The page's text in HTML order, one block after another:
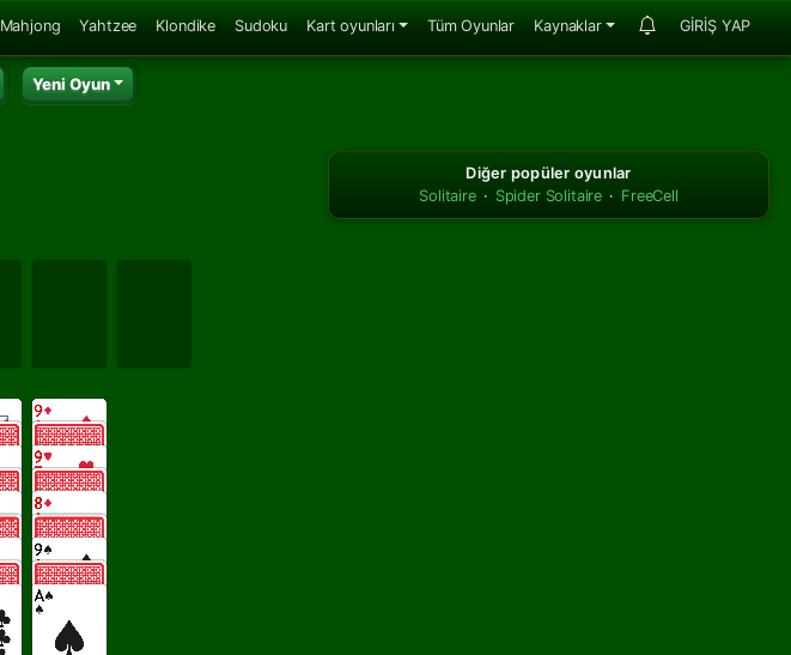
Mahjong Yahtzee Klondike Sudoku Kart oyunları Tüm Oyunlar Kaynaklar GİRİŞ YAP
Yeni Oyun
Diğer popüler oyunlar
Solitaire · Spider Solitaire · FreeCell